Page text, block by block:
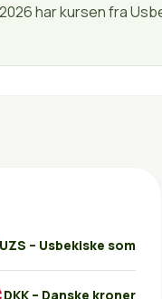
har kursen fra
UZS – Usbekiske som
DKK – Danske kroner